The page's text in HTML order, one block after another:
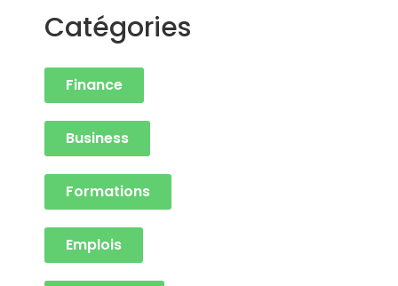
Catégories
Finance
Business
Formations
Emplois